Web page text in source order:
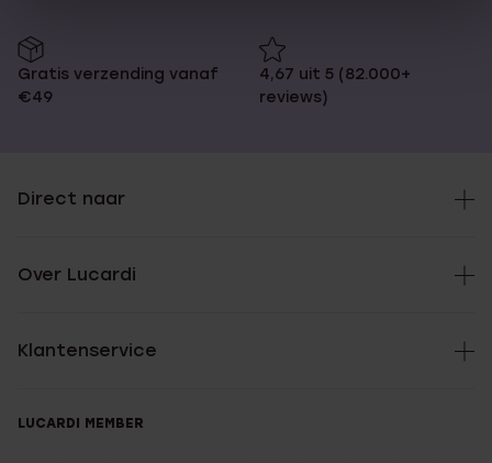
Gratis verzending vanaf
€49
4,67 uit 5 (82.000+
reviews)
Direct naar
Over Lucardi
Klantenservice
LUCARDI MEMBER